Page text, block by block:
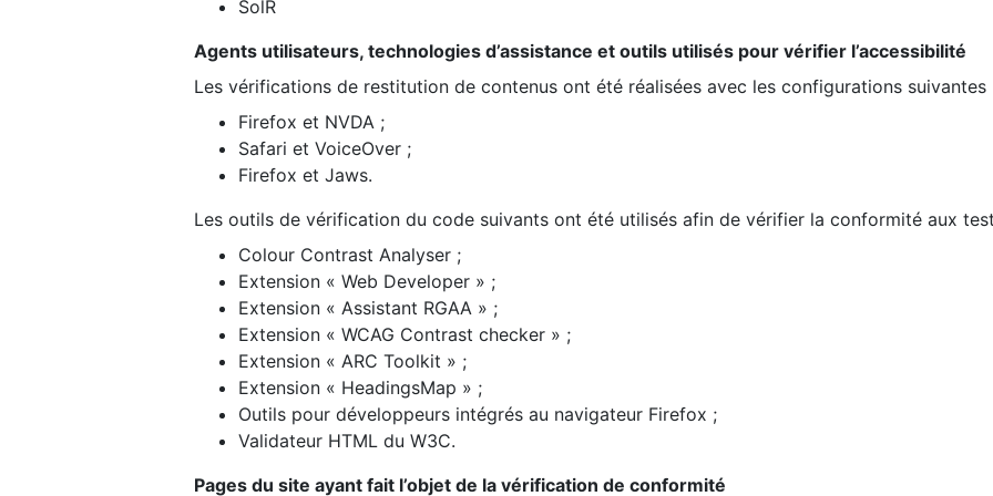
SolR
Agents utilisateurs, technologies d’assistance et outils utilisés pour vérifier l’accessibilité
Les vérifications de restitution de contenus ont été réalisées avec les configurations suivantes
Firefox et NVDA ;
Safari et VoiceOver ;
Firefox et Jaws.
Les outils de vérification du code suivants ont été utilisés afin de vérifier la conformité aux
Colour Contrast Analyser ;
Extension « Web Developer » ;
Extension « Assistant RGAA » ;
Extension « WCAG Contrast checker » ;
Extension « ARC Toolkit » ;
Extension « HeadingsMap » ;
Outils pour développeurs intégrés au navigateur Firefox ;
Validateur HTML du W3C.
Pages du site ayant fait l’objet de la vérification de conformité